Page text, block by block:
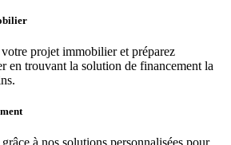
votre projet immobilier et préparez
en trouvant la solution de financement la